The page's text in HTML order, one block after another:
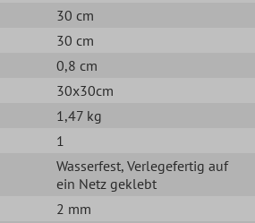
30 cm
30 cm
0,8 cm
30x30cm
1,47 kg
1
Wasserfest, Verlegefertig auf
ein Netz geklebt
2 mm